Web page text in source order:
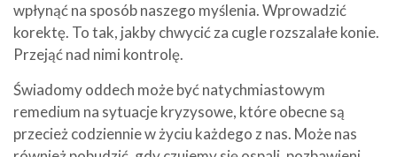
wpłynąć na sposób naszego myślenia. Wprowadzić
korektę. To tak, jakby chwycić za cugle rozszalałe konie.
Przejąć nad nimi kontrolę.
Świadomy oddech może być natychmiastowym
remedium na sytuacje kryzysowe, które obecne są
przecież codziennie w życiu każdego z nas. Może nas